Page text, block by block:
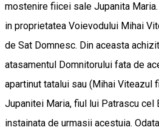
mostenire fiicei sale Jupanita
in proprietatea Voievodului Mihai
de Sat Domnesc. Din aceasta
atasamentul Domnitorului fata de
apartinut tatalui sau (Mihai Viteazul
Jupanitei Maria, fiul lui Patrascu cel
instainata de urmasii acestuia.